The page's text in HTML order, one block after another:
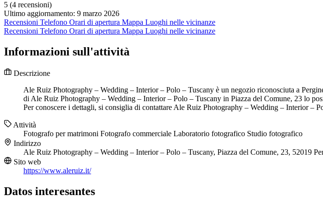
5 (4 recensioni)
Ultimo aggiornamento: 9 marzo 2026
Recensioni Telefono Orari di apertura Mappa Luoghi nelle vicinanze
Recensioni Telefono Orari di apertura Mappa Luoghi nelle vicinanze
Informazioni sull'attività
Descrizione
Ale Ruiz Photography – Wedding – Interior – Polo – Tuscany è un negozio riconosciuta a
di Ale Ruiz Photography – Wedding – Interior – Polo – Tuscany in Piazza del Comune, 23 lo
Per conoscere i dettagli, si consiglia di contattare Ale Ruiz Photography – Wedding – Interior –
Attività
Fotografo per matrimoni Fotografo commerciale Laboratorio fotografico Studio fotografico
Indirizzo
Ale Ruiz Photography – Wedding – Interior – Polo – Tuscany, Piazza del Comune, 23, 52019
Sito web
https://www.aleruiz.it/
Datos interesantes